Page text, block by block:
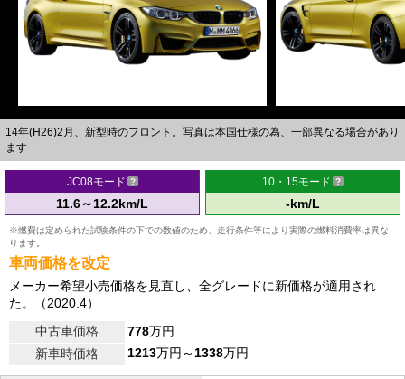
14年(H26)2月、新型時のフロント。写真は本国仕様の為、一部異なる場合があり
ます
JC08モード
11.6～12.2km/L
10・15モード
-km/L
※燃費は定められた試験条件の下での数値のため、走行条件等により実際の燃料消費率は異な
ります。
車両価格を改定
メーカー希望小売価格を見直し、全グレードに新価格が適用され
た。（2020.4）
中古車価格
778万円
新車時価格
1213万円～1338万円